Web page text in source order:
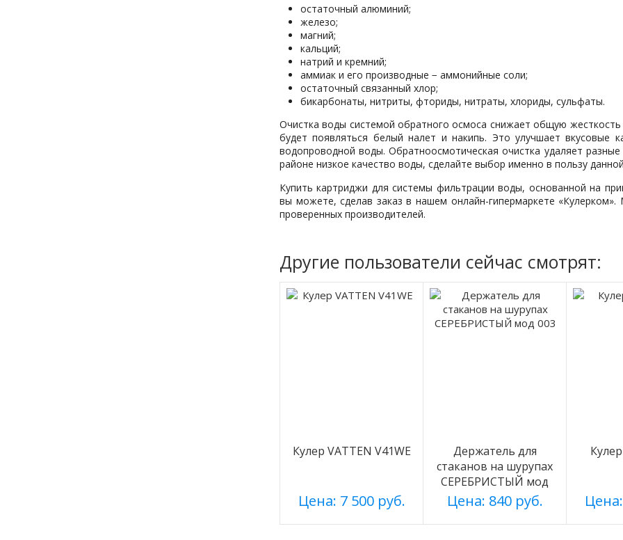
остаточный алюминий;
железо;
магний;
кальций;
натрий и кремний;
аммиак и его производные − аммонийные соли;
остаточный связанный хлор;
бикарбонаты, нитриты, фториды, нитраты, хлориды, сульфаты.
Очистка воды системой обратного осмоса снижает общую
будет появляться белый налет и накипь. Это улучшает вкусовые
водопроводной воды. Обратноосмотическая очистка удаляет
районе низкое качество воды, сделайте выбор именно в пользу
Купить картриджи для системы фильтрации воды, основанной на
вы можете, сделав заказ в нашем онлайн-гипермаркете
проверенных производителей.
Другие пользователи сейчас смотрят:
Кулер VATTEN V41WE
Цена: 7 500 руб.
Держатель для
стаканов на шурупах
СЕРЕБРИСТЫЙ мод
003
Цена: 840 руб.